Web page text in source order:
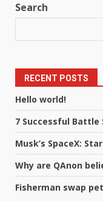
Search
RECENT POSTS
Hello world!
7 Successful Battle
Musk’s SpaceX:
Why are QAnon
Fisherman swap